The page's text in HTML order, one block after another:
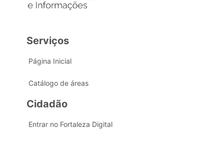
Serviços
Página Inicial
Catálogo de áreas
Cidadão
Entrar no Fortaleza Digital